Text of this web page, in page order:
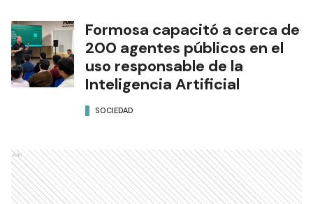
Formosa capacitó a cerca de
200 agentes públicos en el
uso responsable de la
Inteligencia Artificial
SOCIEDAD
Ads